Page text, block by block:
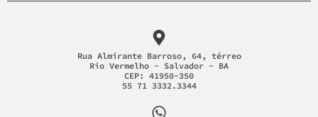
Rua Almirante Barroso, 64, térreo
Rio Vermelho - Salvador - BA
CEP: 41950-350
55 71 3332.3344